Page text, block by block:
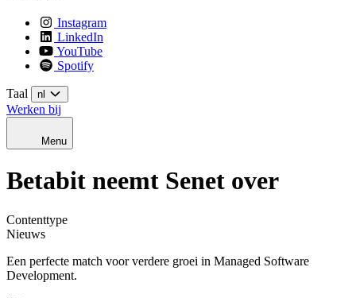
Instagram
LinkedIn
YouTube
Spotify
Taal nl
Werken bij
Menu
Betabit neemt Senet over
Contenttype
Nieuws
Een perfecte match voor verdere groei in Managed Software
Development.